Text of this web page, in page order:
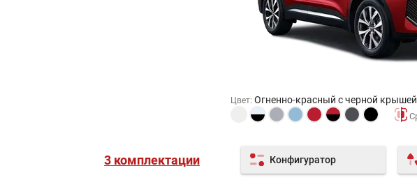
Цвет: Огненно-красный с черной крышей
3 комплектации Конфигуратор